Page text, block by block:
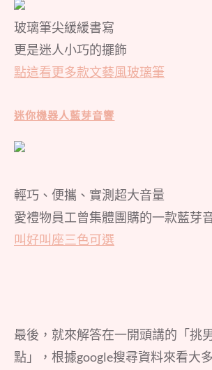
玻璃筆尖緩緩書寫
更是迷人小巧的擺飾
點這看更多款文藝風玻璃筆
迷你機器人藍芽音響
輕巧、便攜、實測超大音量
愛禮物員工曾集體團購的一款藍芽
叫好叫座三色可選
最後，就來解答在一開頭講的「挑
點」，根據google搜尋資料來看大